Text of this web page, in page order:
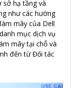
sở hạ tầng và
như các hướng
mây của Dell
mục dịch vụ
mây tại chỗ và
đến từ Đối tác